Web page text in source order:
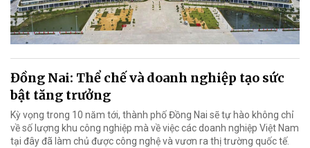
Đồng Nai: Thể chế và doanh nghiệp tạo sức
bật tăng trưởng
Kỳ vọng trong 10 năm tới, thành phố Đồng Nai sẽ tự hào không chỉ
về số lượng khu công nghiệp mà về việc các doanh nghiệp Việt Nam
tại đây đã làm chủ được công nghệ và vươn ra thị trường quốc tế.